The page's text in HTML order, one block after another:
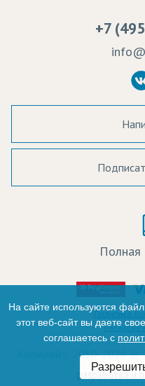
Судебные решения
Политика
Согласие на
+7
Полная
Политика
Согласие
Копирайт: 2010-2026 ©
разработка и
-
На сайте используются
этот веб-сайт вы даете
соглашаетесь с